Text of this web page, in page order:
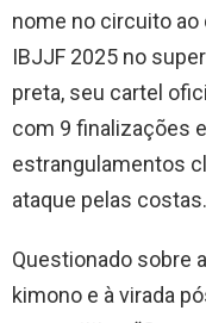
nome no circuito ao
IBJJF 2025 no
preta, seu cartel
com 9 finalizações
estrangulamentos
ataque pelas costas.
Questionado sobre
kimono e à virada